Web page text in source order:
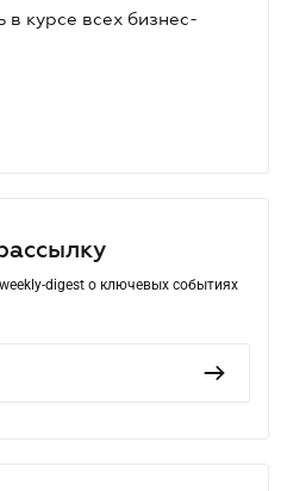
в курсе всех бизнес-
digest о ключевых событиях